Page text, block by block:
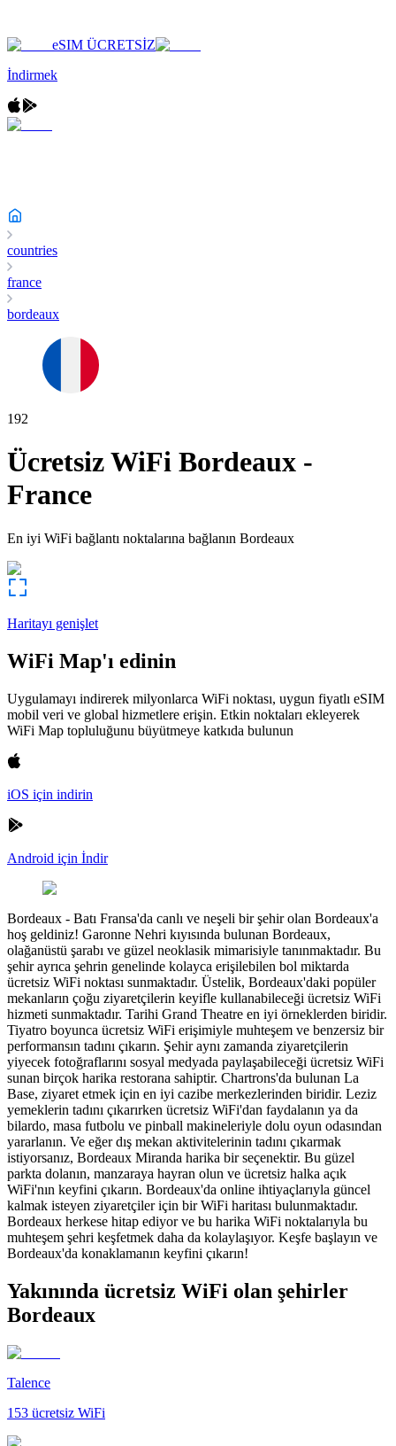
eSIM ÜCRETSİZ
İndirmek
countries
france
bordeaux
192
Ücretsiz WiFi Bordeaux -
France
En iyi WiFi bağlantı noktalarına bağlanın Bordeaux
Haritayı genişlet
WiFi Map'ı edinin
Uygulamayı indirerek milyonlarca WiFi noktası, uygun fiyatlı eSIM
mobil veri ve global hizmetlere erişin. Etkin noktaları ekleyerek
WiFi Map topluluğunu büyütmeye katkıda bulunun
iOS için indirin
Android için İndir
Bordeaux - Batı Fransa'da canlı ve neşeli bir şehir olan Bordeaux'a
hoş geldiniz! Garonne Nehri kıyısında bulunan Bordeaux,
olağanüstü şarabı ve güzel neoklasik mimarisiyle tanınmaktadır. Bu
şehir ayrıca şehrin genelinde kolayca erişilebilen bol miktarda
ücretsiz WiFi noktası sunmaktadır. Üstelik, Bordeaux'daki popüler
mekanların çoğu ziyaretçilerin keyifle kullanabileceği ücretsiz WiFi
hizmeti sunmaktadır. Tarihi Grand Theatre en iyi örneklerden biridir.
Tiyatro boyunca ücretsiz WiFi erişimiyle muhteşem ve benzersiz bir
performansın tadını çıkarın. Şehir aynı zamanda ziyaretçilerin
yiyecek fotoğraflarını sosyal medyada paylaşabileceği ücretsiz WiFi
sunan birçok harika restorana sahiptir. Chartrons'da bulunan La
Base, ziyaret etmek için en iyi cazibe merkezlerinden biridir. Leziz
yemeklerin tadını çıkarırken ücretsiz WiFi'dan faydalanın ya da
bilardo, masa futbolu ve pinball makineleriyle dolu oyun odasından
yararlanın. Ve eğer dış mekan aktivitelerinin tadını çıkarmak
istiyorsanız, Bordeaux Miranda harika bir seçenektir. Bu güzel
parkta dolanın, manzaraya hayran olun ve ücretsiz halka açık
WiFi'nın keyfini çıkarın. Bordeaux'da online ihtiyaçlarıyla güncel
kalmak isteyen ziyaretçiler için bir WiFi haritası bulunmaktadır.
Bordeaux herkese hitap ediyor ve bu harika WiFi noktalarıyla bu
muhteşem şehri keşfetmek daha da kolaylaşıyor. Keşfe başlayın ve
Bordeaux'da konaklamanın keyfini çıkarın!
Yakınında ücretsiz WiFi olan şehirler
Bordeaux
Talence
153 ücretsiz WiFi